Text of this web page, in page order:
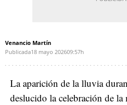
Venancio Martín
Publicada18 mayo 202609:57h
La aparición de la lluvia
deslucido la celebración de la